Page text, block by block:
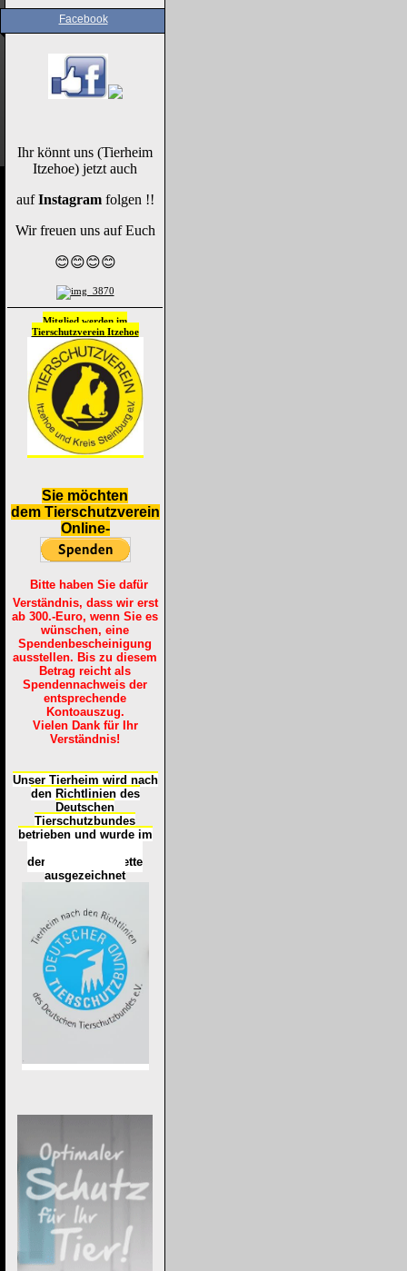
Facebook
Ihr könnt uns (Tierheim
Itzehoe) jetzt auch
aufInstagramfolgen !!
Wir freuen uns auf Euch
😊😊😊😊
Mitglied werden im
Tierschutzverein Itzehoe
Sie möchten
dem Tierschutzverein
Online-
Bitte haben Sie dafür
Verständnis, dass wir erst
ab 300.-Euro, wenn Sie es
wünschen, eine
Spendenbescheinigung
ausstellen. Bis zu diesem
Betrag reicht als
Spendennachweis der
entsprechende
Kontoauszug.
Vielen Dank für Ihr
Verständnis!
Unser Tierheim wird nach
den Richtlinien des
Deutschen
Tierschutzbundes
betrieben und wurde im
der
Tierheimplakette
ausgezeichnet